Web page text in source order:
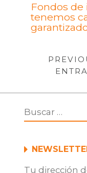
Fondos de
tenemos